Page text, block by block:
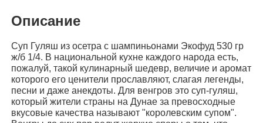
Описание
Суп Гуляш из осетра с шампиньонами Экофуд 530 гр
ж/б 1/4. В национальной кухне каждого народа есть,
пожалуй, такой кулинарный шедевр, величие и аромат
которого его ценители прославляют, слагая легенды,
песни и даже анекдоты. Для венгров это суп-гуляш,
который жители страны на Дунае за превосходные
вкусовые качества называют "королевским супом".